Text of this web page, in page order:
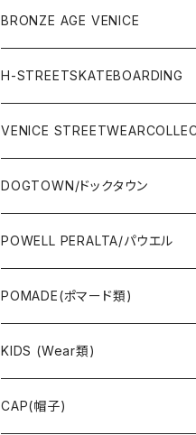
WEAR(サーフブランド衣類)
Rhythm(サーフアパレル)
Ripcurl(サーフブランド)
COMPLETE（完成品）
STREET
SURFSKATE
TRUCK(トラック)
WHEEL(ウィール)
OTHERS(スケボー小物/ステッカ
JAYADAMS/ジェイアダムス
小物類
SALE
BRONZE AGE VENICE
made in JAPAN
made in USA
H-STREETSKATEBOARDING
VENICE
DOGTOWN/ドックタウン
WEAR(衣類)
Deck(スケートデッキ)
CAP/HAT(キャップ類)
OTHERS(ドックタウン小物)
POWELL PERALTA/パウエル
POMADE(ポマード類)
KIDS (Wear類)
CAP(帽子)